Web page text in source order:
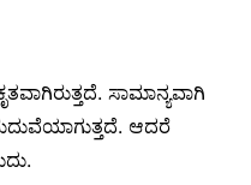
ಸಾಮಾನ್ಯವಾಗಿ
ಆದರೆ